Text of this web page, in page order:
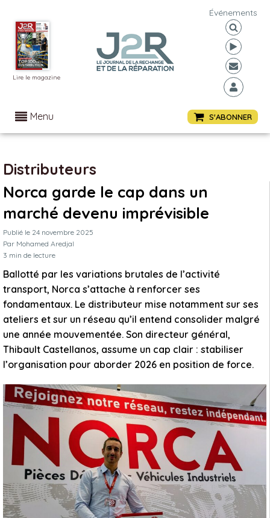
Lire le magazine
Événements
Menu S'ABONNER
Distributeurs
Norca garde le cap dans un
marché devenu imprévisible
Publié le 24 novembre 2025
Par Mohamed Aredjal
3 min de lecture
Ballotté par les variations brutales de l’activité
transport, Norca s’attache à renforcer ses
fondamentaux. Le distributeur mise notamment sur ses
ateliers et sur un réseau qu’il entend consolider malgré
une année mouvementée. Son directeur général,
Thibault Castellanos, assume un cap clair : stabiliser
l’organisation pour aborder 2026 en position de force.